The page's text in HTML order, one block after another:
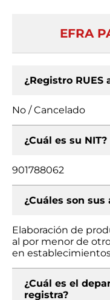
EFRA
¿Registro RUES
No / Cancelado
¿Cuál es su NIT?
901788062
¿Cuáles son
Elaboración de
al por menor de
en
¿Cuál es el
registra?